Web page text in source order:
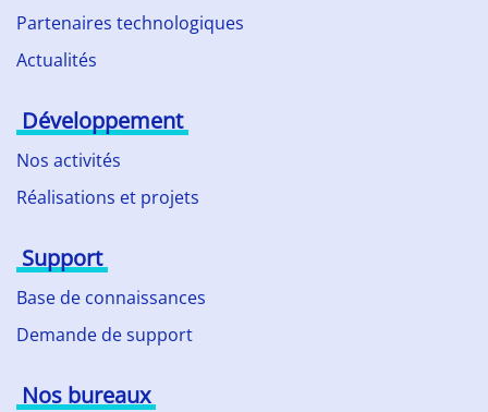
Partenaires technologiques
Actualités
Développement
Nos activités
Réalisations et projets
Support
Base de connaissances
Demande de support
Nos bureaux